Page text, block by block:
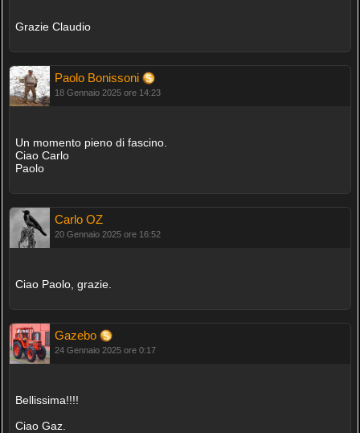
Grazie Claudio
Paolo Bonissoni
18 Gennaio 2025 ore 14:23
Un momento pieno di fascino.
Ciao Carlo
Paolo
Carlo OZ
20 Gennaio 2025 ore 16:52
Ciao Paolo, grazie.
Gazebo
24 Gennaio 2025 ore 0:17
Bellissima!!!!
Ciao Gaz.